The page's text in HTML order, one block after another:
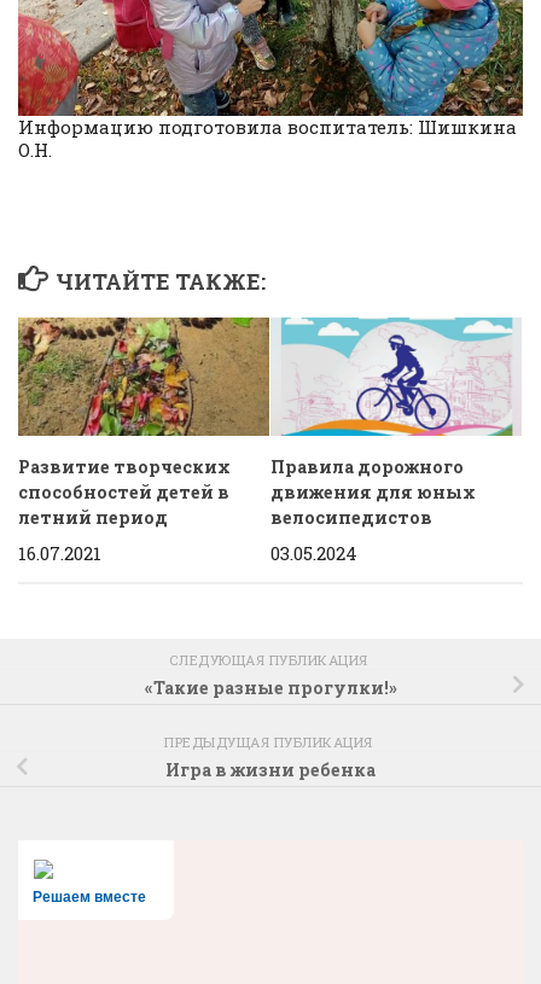
Информацию подготовила воспитатель: Шишкина
О.Н.
ЧИТАЙТЕ ТАКЖЕ:
Развитие творческих
способностей детей в
летний период
16.07.2021
Правила дорожного
движения для юных
велосипедистов
03.05.2024
СЛЕДУЮЩАЯ ПУБЛИКАЦИЯ
«Такие разные прогулки!»
ПРЕДЫДУЩАЯ ПУБЛИКАЦИЯ
Игра в жизни ребенка
Решаем вместе